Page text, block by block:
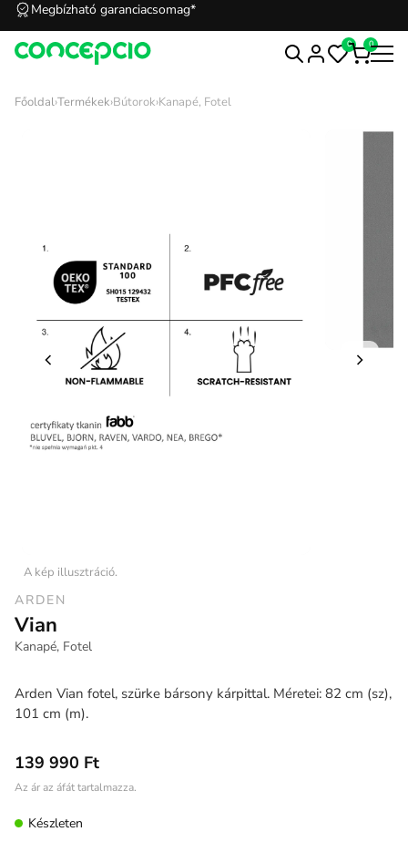
Megbízható garanciacsomag*
0 0
Főoldal›Termékek›Bútorok›Kanapé, Fotel
A kép illusztráció.
ARDEN
Vian
Kanapé, Fotel
Arden Vian fotel, szürke bársony kárpittal. Méretei: 82 cm (sz),
101 cm (m).
139 990 Ft
Az ár az áfát tartalmazza.
Készleten